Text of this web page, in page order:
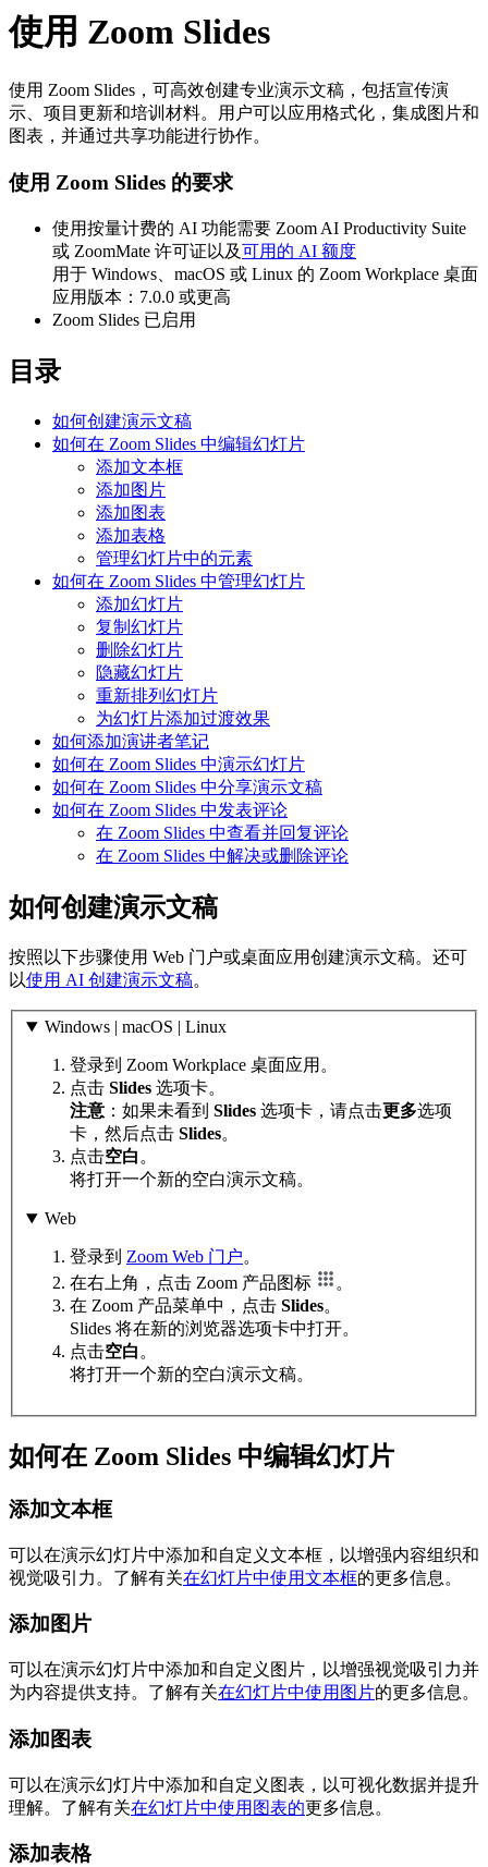
使用 Zoom Slides
使用 Zoom Slides，可高效创建专业演示文稿，包括宣传演
示、项目更新和培训材料。用户可以应用格式化，集成图片和
图表，并通过共享功能进行协作。
使用 Zoom Slides 的要求
使用按量计费的 AI 功能需要 Zoom AI Productivity Suite
或 ZoomMate 许可证以及可用的 AI 额度
用于 Windows、macOS 或 Linux 的 Zoom Workplace 桌面
应用版本：7.0.0 或更高
Zoom Slides 已启用
目录
如何创建演示文稿
如何在 Zoom Slides 中编辑幻灯片
添加文本框
添加图片
添加图表
添加表格
管理幻灯片中的元素
如何在 Zoom Slides 中管理幻灯片
添加幻灯片
复制幻灯片
删除幻灯片
隐藏幻灯片
重新排列幻灯片
为幻灯片添加过渡效果
如何添加演讲者笔记
如何在 Zoom Slides 中演示幻灯片
如何在 Zoom Slides 中分享演示文稿
如何在 Zoom Slides 中发表评论
在 Zoom Slides 中查看并回复评论
在 Zoom Slides 中解决或删除评论
如何创建演示文稿
按照以下步骤使用 Web 门户或桌面应用创建演示文稿。还可
以使用 AI 创建演示文稿。
Windows | macOS | Linux
登录到 Zoom Workplace 桌面应用。
点击 Slides 选项卡。
注意 ：如果未看到 Slides 选项卡，请点击更多选项
卡，然后点击 Slides。
点击空白 。
将打开一个新的空白演示文稿。
Web
登录到 Zoom Web 门户。
在右上角，点击 Zoom 产品图标
。
在 Zoom 产品菜单中，点击 Slides。
Slides 将在新的浏览器选项卡中打开。
点击空白 。
将打开一个新的空白演示文稿。
如何在 Zoom Slides 中编辑幻灯片
添加文本框
可以在演示幻灯片中添加和自定义文本框，以增强内容组织和
视觉吸引力。了解有关在幻灯片中使用文本框的更多信息。
添加图片
可以在演示幻灯片中添加和自定义图片，以增强视觉吸引力并
为内容提供支持。了解有关在幻灯片中使用图片的更多信息。
添加图表
可以在演示幻灯片中添加和自定义图表，以可视化数据并提升
理解。了解有关在幻灯片中使用图表的更多信息。
添加表格